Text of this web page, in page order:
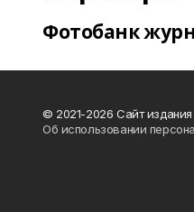
Фотобанк
© 2021-2026 Сайт
Об использовании